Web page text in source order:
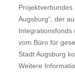
Projektverbundes
Augsburg“, der
Integrationsfonds
vom Büro für
Stadt Augsburg
Weitere